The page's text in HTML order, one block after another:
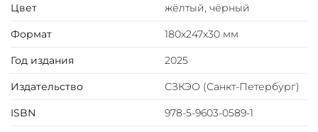
печатью.
орнамента золотой фольгой.
6 бинтов на корешке, ручной обработки.
Обрез блока - золото с торшонированием.
Ляссе.
Цвет жёлтый, чёрный
Формат 180х247х30 мм
Год издания 2025
Издательство СЗКЭО (Санкт-Петербург)
ISBN 978-5-9603-0589-1